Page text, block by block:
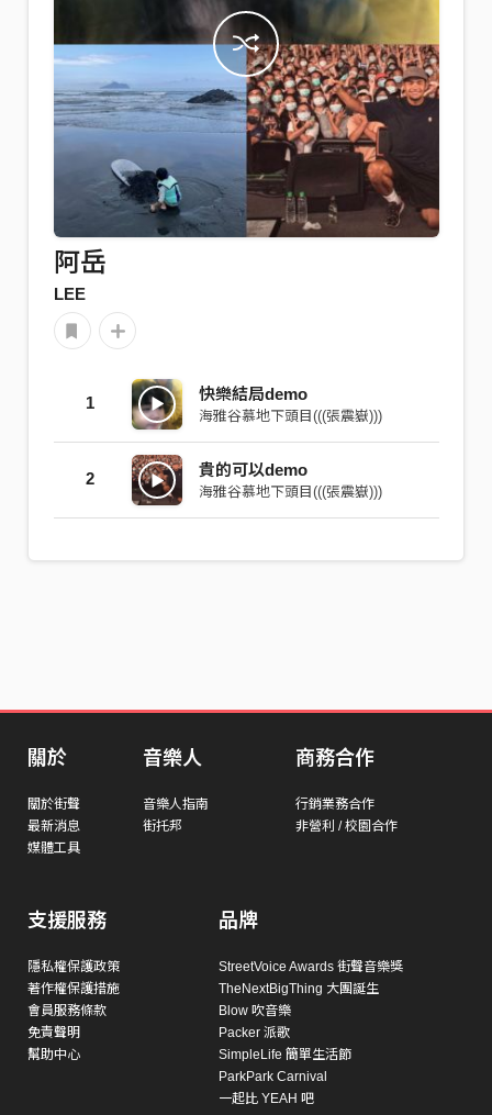
阿岳
LEE
1 快樂結局demo
海雅谷慕地下頭目(((張震嶽)))
2 貴的可以demo
海雅谷慕地下頭目(((張震嶽)))
關於
關於街聲
最新消息
媒體工具
音樂人
音樂人指南
街托邦
商務合作
行銷業務合作
非營利 / 校園合作
支援服務
隱私權保護政策
著作權保護措施
會員服務條款
免責聲明
幫助中心
品牌
StreetVoice Awards 街聲音樂獎
TheNextBigThing 大團誕生
Blow 吹音樂
Packer 派歌
SimpleLife 簡單生活節
ParkPark Carnival
一起比 YEAH 吧